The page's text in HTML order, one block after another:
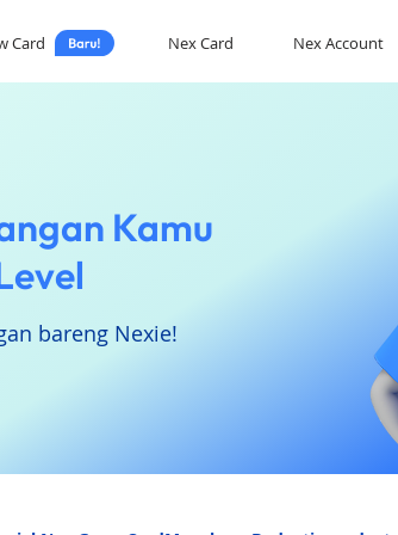
Card Nex Card Nex Account
Kamu
bareng Nexie!